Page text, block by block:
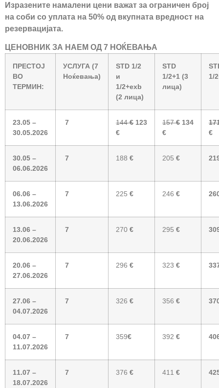
Изразените намалени цени важат за ограничен број
на соби со уплата на 50% од вкупната вредност на
резервацијата.
ЦЕНОВНИК ЗА НАЕМ ОД 7 НОЌЕВАЊА
ПРЕСТОЈ
ВО
ТЕРМИН:
УСЛУГА (7
Ноќевања)
STD 1/2
и
1/2+exb
(2 лица)
STD
1/2+1 (3
лица)
1/
23.05 –
30.05.2026
7 144€ 123
€
157€ 134
€
€
30.05 –
06.06.2026
7 188 € 205 €
06.06 –
13.06.2026
7 225 € 246 €
13.06 –
20.06.2026
7 270 € 295 €
20.06 –
27.06.2026
7 296 € 323 €
27.06 –
04.07.2026
7 326 € 356 €
04.07 –
11.07.2026
7 359€ 392 €
11.07 –
18.07.2026
7 376 € 411 €